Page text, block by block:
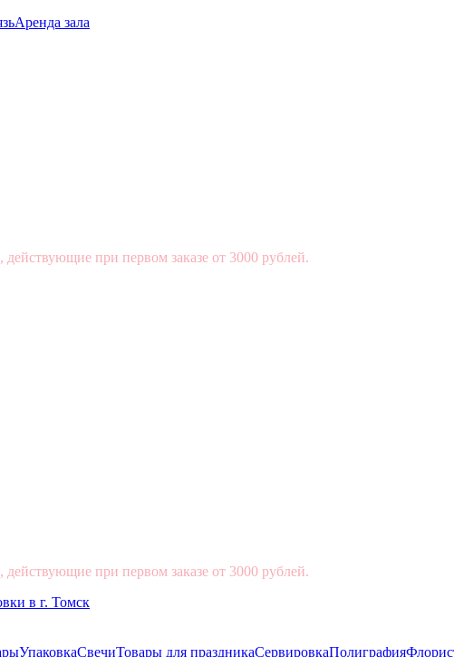
Аренда зала
при первом заказе от 3000 рублей.
при первом заказе от 3000 рублей.
УпаковкаСвечиТовары для праздникаСервировкаПолиграфия